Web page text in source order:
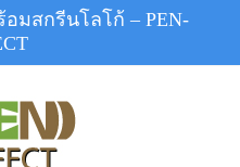
มสกรีนโลโก้ – PEN-